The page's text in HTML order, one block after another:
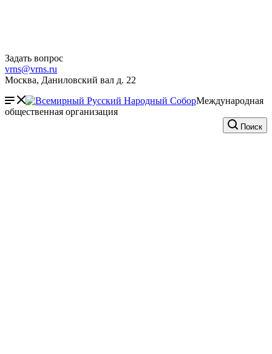
Задать вопрос
vrns@vrns.ru
Москва, Даниловский вал д. 22
Международная
общественная организация
Поиск